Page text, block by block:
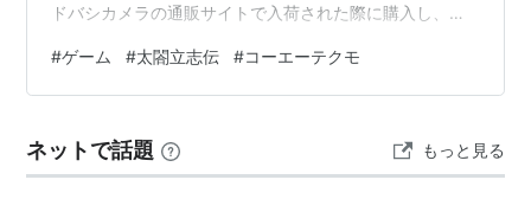
ドバシカメラの通販サイトで入荷された際に購入し、そ
版（PC/PS2/PSP）をプレイしていない立場から見て、
このソフトがどのくらい面白いのか、おすすめなのかと
す。 自由度が本当に高い！ 歴史に興味がある方はもちろ
ん、ない方も遊んでみてほしい！ まとめ 自由度が本当に
#ゲーム #太閤立志伝 #コーエーテクモ
ネットで話題 もっと見る